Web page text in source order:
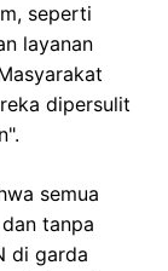
seperti
layanan
dipersulit
semua
tanpa
di garda